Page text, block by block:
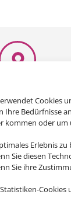
Cookies
Ihre Bedürfnisse
kommen oder
Erlebnis
Sie diesen
Sie ihre
Cookies
Butzer
Straße 10
Meiningen